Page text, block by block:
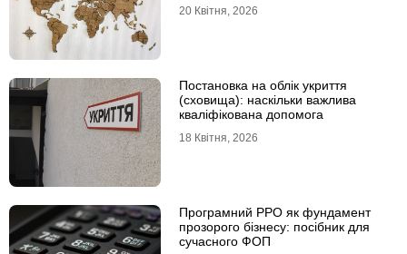
20 Квітня, 2026
Постановка на облік укриття
(сховища): наскільки важлива
кваліфікована допомога
18 Квітня, 2026
Програмний РРО як фундамент
прозорого бізнесу: посібник для
сучасного ФОП